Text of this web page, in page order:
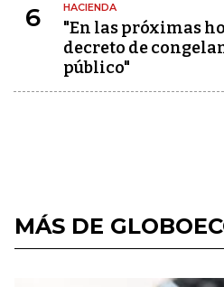
6 HACIENDA
"En las próximas
decreto de
público"
MÁS DE